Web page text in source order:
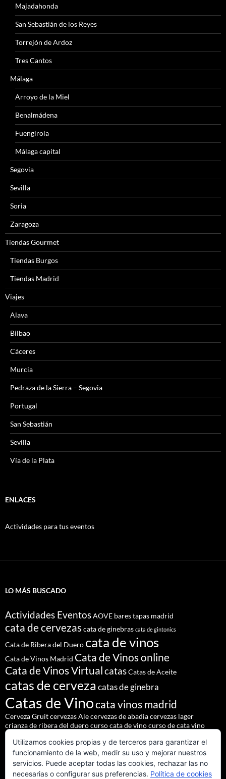
Majadahonda
San Sebastián de los Reyes
Torrejón de Ardoz
Tres Cantos
Málaga
Arroyo de la Miel
Benalmádena
Fuengirola
Málaga capital
Segovia
Sevilla
Soria
Zaragoza
Tiendas Gourmet
Tiendas Burgos
Tiendas Madrid
Viajes
Alava
Bilbao
Cáceres
Murcia
Pedraza de la Sierra – Segovia
Portugal
San Sebastián
Sevilla
Vía de la Plata
ENLACES
Actividades para tus eventos
LO MÁS BUSCADO
Actividades EventosAOVE bares tapas madrid
cata de cervezascata de ginebras cata de gintonics
Cata de Ribera del Duero cata de vinos
Cata de Vinos Madrid Cata de Vinos online
Cata de Vinos VirtualcatasCatas de Aceite
catas de cervezacatas de ginebra
Catas de Vinocata vinos madrid
Cerveza Gruitcervezas Alecervezas de abadiacervezas lager
crianza de ribera del duerocurso cata de vinocurso de cata vino
Denominación de Origen Ribera del Duero
eventos de autoreventos madrid Godello lúpulo
martueMESÓN DEL CID Nacho Terolpilsner urquell
restaurante madridrestaurantes alrededores madrid
Utilizamos cookies propias y de terceros para garantizar el
funcionamiento de la web, medir su uso y mejorar nuestros
servicios. Puede aceptar todas las cookies, rechazar las no
necesarias o configurar sus preferencias. Política de cookies